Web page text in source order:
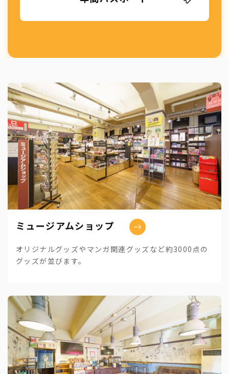
ミュージアムショップ
オリジナルグッズやマンガ関連グッズなど約3000点の
グッズが並びます。